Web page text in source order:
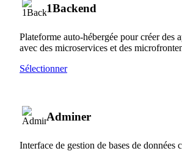
1Backend
Plateforme auto-hébergée pour créer des
avec des microservices et des
Sélectionner
Adminer
Interface de gestion de bases de données